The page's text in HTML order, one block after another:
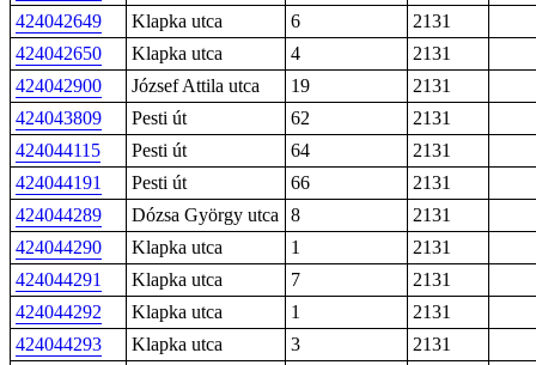
424042649
Klapka utca 6
2131
424042650
Klapka utca 4
2131
424042900
József Attila utca 19
2131
424043809
Pesti út 62
2131
424044115
Pesti út 64
2131
424044191
Pesti út 66
2131
424044289
Dózsa György utca 8
2131
424044290
Klapka utca 1
2131
424044291
Klapka utca 7
2131
424044292
Klapka utca 1
2131
424044293
Klapka utca 3
2131